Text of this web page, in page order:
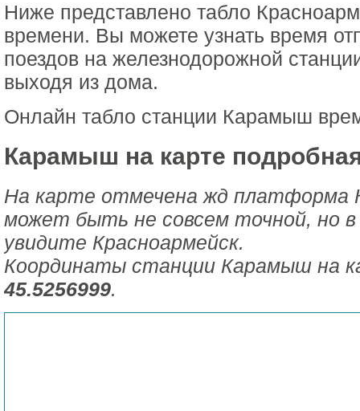
Ниже представлено табло
времени. Вы можете узнать время
поездов на железнодорожной
выходя из дома.
Онлайн табло станции Карамыш
Карамыш на карте
На карте отмечена жд
может быть не совсем точной, но
увидите Красноармейск.
Координаты станции Карамыш на
45.5256999.